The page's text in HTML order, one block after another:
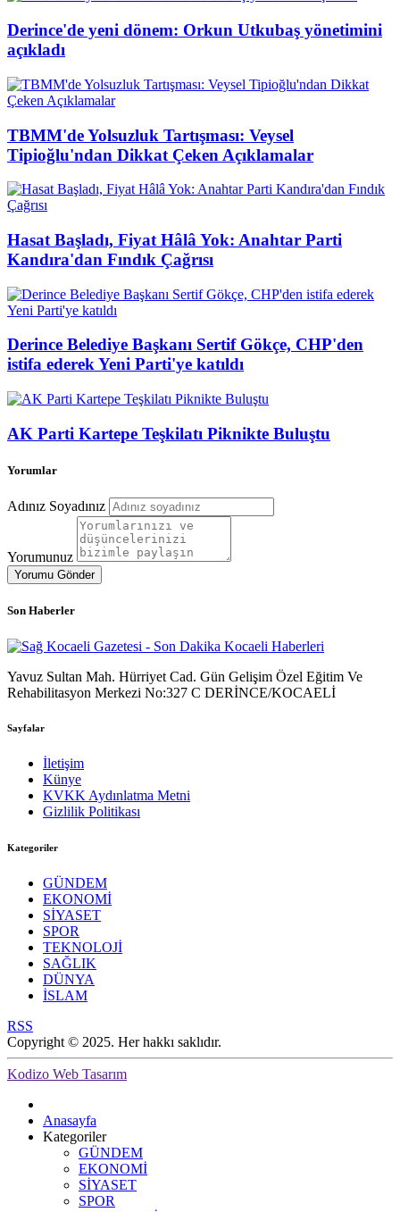
Derince'de yeni dönem: Orkun Utkubaş yönetimini
açıkladı
TBMM'de Yolsuzluk Tartışması: Veysel
Tipioğlu'ndan Dikkat Çeken Açıklamalar
Hasat Başladı, Fiyat Hâlâ Yok: Anahtar Parti
Kandıra'dan Fındık Çağrısı
Derince Belediye Başkanı Sertif Gökçe, CHP'den
istifa ederek Yeni Parti'ye katıldı
AK Parti Kartepe Teşkilatı Piknikte Buluştu
Yorumlar
Adınız Soyadınız
Yorumunuz
Yorumu Gönder
Son Haberler
Yavuz Sultan Mah. Hürriyet Cad. Gün Gelişim Özel Eğitim Ve
Rehabilitasyon Merkezi No:327 C DERİNCE/KOCAELİ
Sayfalar
İletişim
Künye
KVKK Aydınlatma Metni
Gizlilik Politikası
Kategoriler
GÜNDEM
EKONOMİ
SİYASET
SPOR
TEKNOLOJİ
SAĞLIK
DÜNYA
İSLAM
RSS
Copyright © 2025. Her hakkı saklıdır.
Kodizo Web Tasarım
Anasayfa
Kategoriler
GÜNDEM
EKONOMİ
SİYASET
SPOR